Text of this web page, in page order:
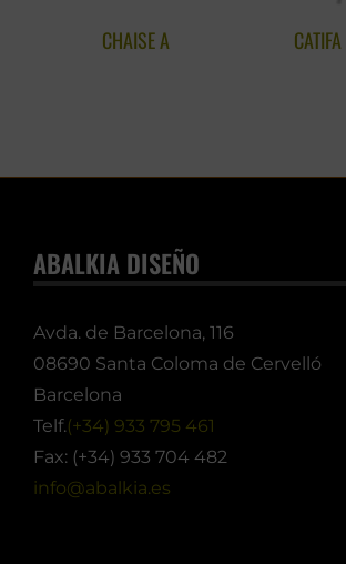
CHAISE A
ABALKIA DISEÑO
Avda. de Barcelona, 116
08690 Santa Coloma de Cervelló
Barcelona
Telf.(+34) 933 795 461
Fax: (+34) 933 704 482
info@abalkia.es